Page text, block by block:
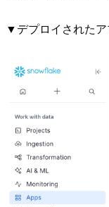
▼デプロイされたア